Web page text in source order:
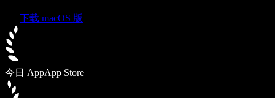
下载 macOS 版
今日 AppApp Store